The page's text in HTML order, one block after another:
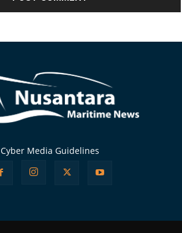
Cyber Media Guidelines